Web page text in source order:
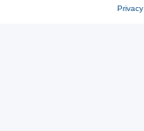
Privacy